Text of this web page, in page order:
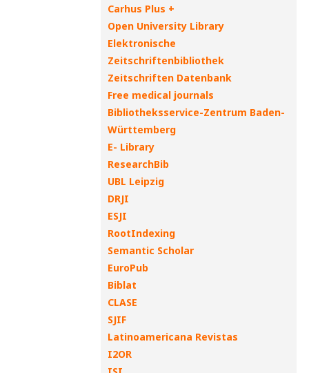
Carhus Plus +
Open University Library
Elektronische
Zeitschriftenbibliothek
Zeitschriften Datenbank
Free medical journals
Bibliotheksservice-Zentrum Baden-
Württemberg
E- Library
ResearchBib
UBL Leipzig
DRJI
ESJI
RootIndexing
Semantic Scholar
EuroPub
Biblat
CLASE
SJIF
Latinoamericana Revistas
I2OR